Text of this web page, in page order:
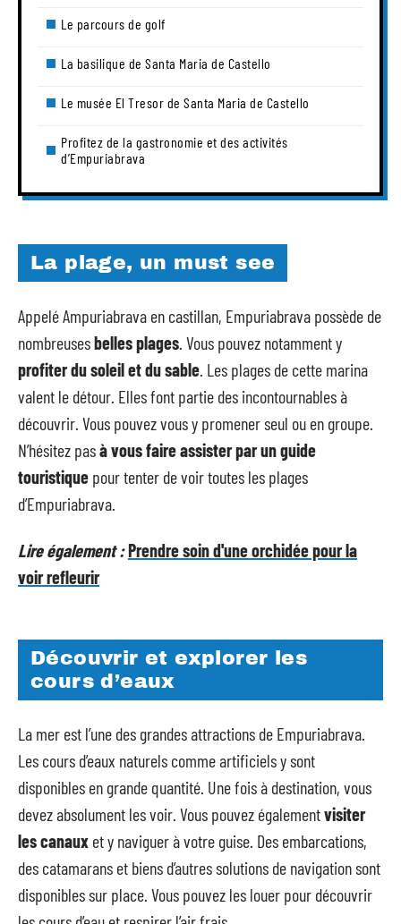
Le parcours de golf
La basilique de Santa Maria de Castello
Le musée El Tresor de Santa Maria de Castello
Profitez de la gastronomie et des activités
d’Empuriabrava
La plage, un must see
Appelé Ampuriabrava en castillan, Empuriabrava possède de
nombreusesbelles plages . Vous pouvez notamment y
profiter du soleil et du sable . Les plages de cette marina
valent le détour. Elles font partie des incontournables à
découvrir. Vous pouvez vous y promener seul ou en groupe.
N’hésitez pasà vous faire assister par un guide
touristique pour tenter de voir toutes les plages
d’Empuriabrava.
Lire également :Prendre soin d'une orchidée pour la
voir refleurir
Découvrir et explorer les
cours d’eaux
La mer est l’une des grandes attractions de Empuriabrava.
Les cours d’eaux naturels comme artificiels y sont
disponibles en grande quantité. Une fois à destination, vous
devez absolument les voir. Vous pouvez égalementvisiter
les canaux et y naviguer à votre guise. Des embarcations,
des catamarans et biens d’autres solutions de navigation sont
disponibles sur place. Vous pouvez les louer pour découvrir